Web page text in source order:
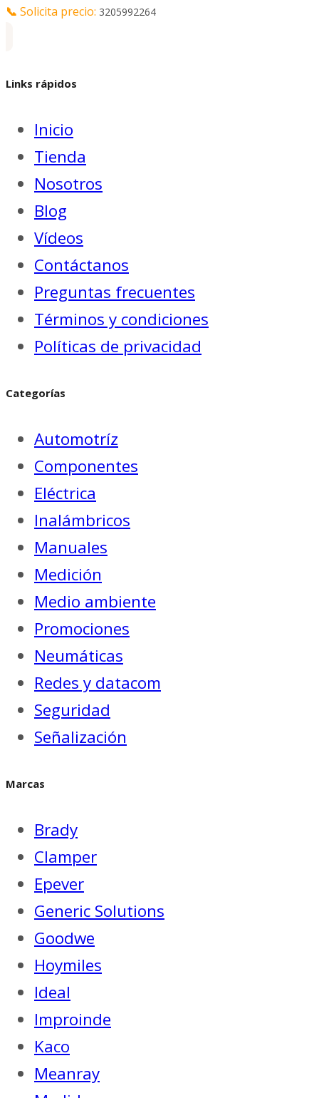
📞 Solicita precio: 3205992264
Links rápidos
Inicio
Tienda
Nosotros
Blog
Vídeos
Contáctanos
Preguntas frecuentes
Términos y condiciones
Políticas de privacidad
Categorías
Automotríz
Componentes
Eléctrica
Inalámbricos
Manuales
Medición
Medio ambiente
Promociones
Neumáticas
Redes y datacom
Seguridad
Señalización
Marcas
Brady
Clamper
Epever
Generic Solutions
Goodwe
Hoymiles
Ideal
Improinde
Kaco
Meanray